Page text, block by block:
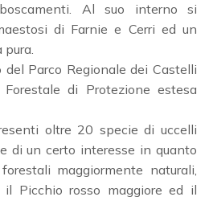
Al suo interno si
di Farnie e Cerri ed un
pura.
del Parco Regionale dei Castelli
di Protezione estesa
oltre 20 specie di uccelli
di un certo interesse in quanto
maggiormente naturali,
Picchio rosso maggiore ed il